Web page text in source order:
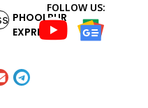
PHOOLPUR
EXPRESS
FOLLOW US: